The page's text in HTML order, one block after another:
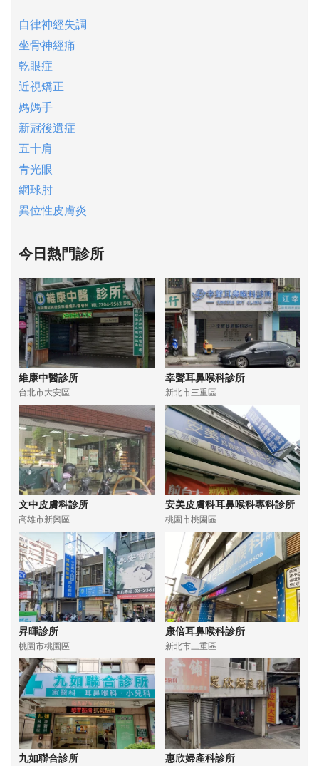
自律神經失調
坐骨神經痛
乾眼症
近視矯正
媽媽手
新冠後遺症
五十肩
青光眼
網球肘
異位性皮膚炎
今日熱門診所
維康中醫診所
台北市大安區
幸聲耳鼻喉科診所
新北市三重區
文中皮膚科診所
高雄市新興區
安美皮膚科耳鼻喉科專科診所
桃園市桃園區
昇暉診所
桃園市桃園區
康倍耳鼻喉科診所
新北市三重區
九如聯合診所 惠欣婦產科診所